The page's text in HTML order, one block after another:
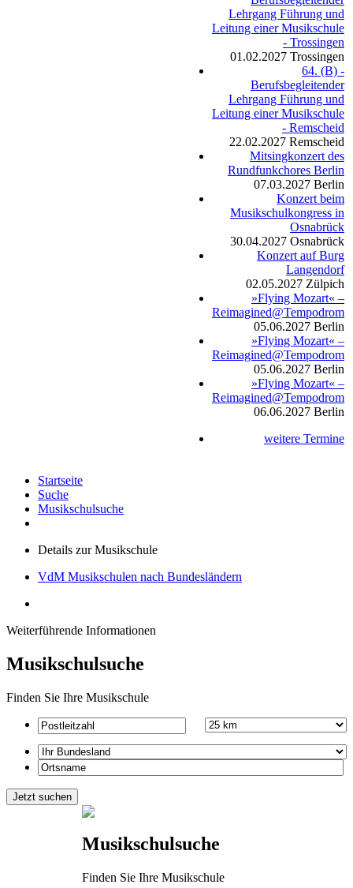
Lehrgang Führung und
Leitung einer Musikschule
- Trossingen
01.02.2027 Trossingen
64. (B) -
Berufsbegleitender
Lehrgang Führung und
Leitung einer Musikschule
- Remscheid
22.02.2027 Remscheid
Mitsingkonzert des
Rundfunkchores Berlin
07.03.2027 Berlin
Konzert beim
Musikschulkongress in
Osnabrück
30.04.2027 Osnabrück
Konzert auf Burg
Langendorf
02.05.2027 Zülpich
»Flying Mozart« –
Reimagined@Tempodrom
05.06.2027 Berlin
»Flying Mozart« –
Reimagined@Tempodrom
05.06.2027 Berlin
»Flying Mozart« –
Reimagined@Tempodrom
06.06.2027 Berlin
weitere Termine
Startseite
Suche
Musikschulsuche
Details zur Musikschule
VdM Musikschulen nach Bundesländern
Weiterführende Informationen
Musikschulsuche
Finden Sie Ihre Musikschule
Musikschulsuche
Finden Sie Ihre Musikschule